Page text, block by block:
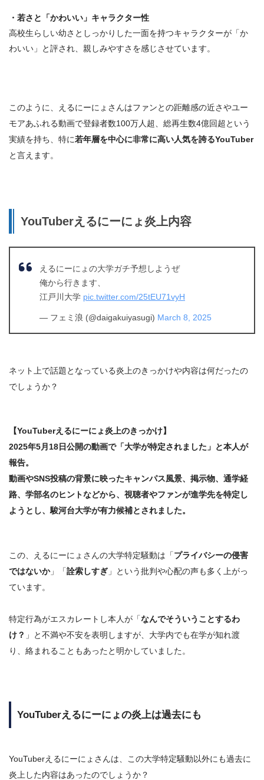
・若さと「かわいい」キャラクター性
高校生らしい幼さとしっかりした一面を持つキャラクターが「か
わいい」と評され、親しみやすさを感じさせています。
このように、えるにーにょさんはファンとの距離感の近さやユー
モアあふれる動画で登録者数100万人超、総再生数4億回超という
実績を持ち、特に若年層を中心に非常に高い人気を誇るYouTuber
と言えます。
YouTuberえるにーにょ炎上内容
えるにーにょの大学ガチ予想しようぜ
俺から行きます、
江戸川大学 pic.twitter.com/25tEU71vyH
— フェミ浪 (@daigakuiyasugi) March 8, 2025
ネット上で話題となっている炎上のきっかけや内容は何だったの
でしょうか？
【YouTuberえるにーにょ炎上のきっかけ】
2025年5月18日公開の動画で「大学が特定されました 」と本人が
報告。
動画やSNS投稿の背景に映ったキャンパス風景、掲示物、通学経
路、学部名のヒントなどから、視聴者やファンが進学先を特定し
ようとし、駿河台大学が有力候補とされました。
この、えるにーにょさんの大学特定騒動は「プライバシーの侵害
ではないか」「詮索しすぎ 」という批判や心配の声も多く上がっ
ています。
特定行為がエスカレートし本人が「なんでそういうことするわ
け？ 」と不満や不安を表明しますが、大学内でも在学が知れ渡
り、絡まれることもあったと明かしていました。
YouTuberえるにーにょの炎上は過去にも
YouTuberえるにーにょさんは、この大学特定騒動以外にも過去に
炎上した内容はあったのでしょうか？